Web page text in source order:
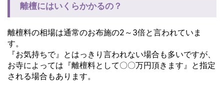
離檀にはいくらかかるの？
離檀料の相場は通常のお布施の2～3倍と言われていま
す。
『お気持ちで』とはっきり言われない場合も多いですが、
お寺によっては『離檀料として〇〇万円頂きます』と指定
される場合もあります。